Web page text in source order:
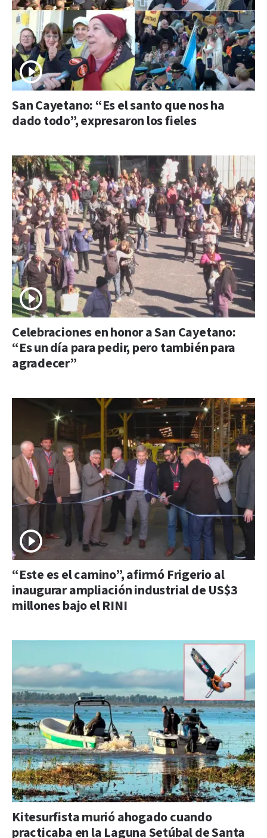
San Cayetano: “Es el santo que nos ha
dado todo”, expresaron los fieles
Celebraciones en honor a San Cayetano:
“Es un día para pedir, pero también para
agradecer”
“Este es el camino”, afirmó Frigerio al
inaugurar ampliación industrial de US$3
millones bajo el RINI
Kitesurfista murió ahogado cuando
practicaba en la Laguna Setúbal de Santa